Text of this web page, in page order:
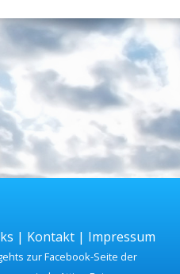
| Kontakt| Impressum
zur Facebook-Seite der